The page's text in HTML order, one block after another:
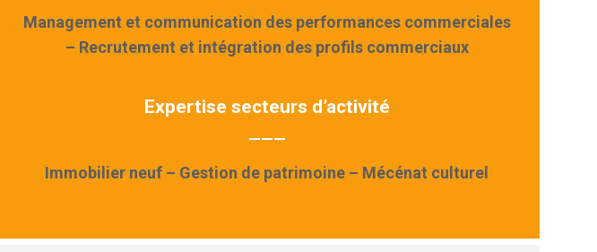
Management et communication des performances commerciales
– Recrutement et intégration des profils commerciaux
Expertise secteurs d’activité
———
Immobilier neuf – Gestion de patrimoine – Mécénat culturel